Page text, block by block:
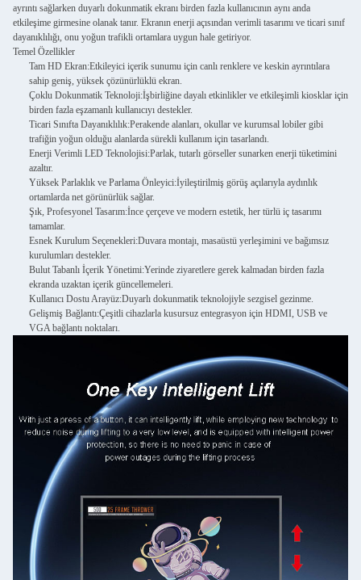
ayrıntı sağlarken duyarlı dokunmatik ekranı birden fazla kullanıcının aynı anda
etkileşime girmesine olanak tanır. Ekranın enerji açısından verimli tasarımı ve ticari sınıf
dayanıklılığı, onu yoğun trafikli ortamlara uygun hale getiriyor.
Temel Özellikler
Tam HD Ekran:Etkileyici içerik sunumu için canlı renklere ve keskin ayrıntılara
sahip geniş, yüksek çözünürlüklü ekran.
Çoklu Dokunmatik Teknoloji:İşbirliğine dayalı etkinlikler ve etkileşimli kiosklar için
birden fazla eşzamanlı kullanıcıyı destekler.
Ticari Sınıfta Dayanıklılık:Perakende alanları, okullar ve kurumsal lobiler gibi
trafiğin yoğun olduğu alanlarda sürekli kullanım için tasarlandı.
Enerji Verimli LED Teknolojisi:Parlak, tutarlı görseller sunarken enerji tüketimini
azaltır.
Yüksek Parlaklık ve Parlama Önleyici:İyileştirilmiş görüş açılarıyla aydınlık
ortamlarda net görünürlük sağlar.
Şık, Profesyonel Tasarım:İnce çerçeve ve modern estetik, her türlü iç tasarımı
tamamlar.
Esnek Kurulum Seçenekleri:Duvara montajı, masaüstü yerleşimini ve bağımsız
kurulumları destekler.
Bulut Tabanlı İçerik Yönetimi:Yerinde ziyaretlere gerek kalmadan birden fazla
ekranda uzaktan içerik güncellemeleri.
Kullanıcı Dostu Arayüz:Duyarlı dokunmatik teknolojiyle sezgisel gezinme.
Gelişmiş Bağlantı:Çeşitli cihazlarla kusursuz entegrasyon için HDMI, USB ve
VGA bağlantı noktaları.